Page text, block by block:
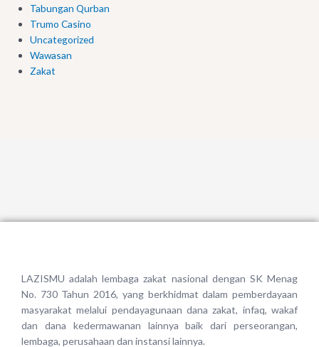
Tabungan Qurban
Trumo Casino
Uncategorized
Wawasan
Zakat
LAZISMU adalah lembaga zakat nasional dengan SK Menag
No. 730 Tahun 2016, yang berkhidmat dalam pemberdayaan
masyarakat melalui pendayagunaan dana zakat, infaq, wakaf
dan dana kedermawanan lainnya baik dari perseorangan,
lembaga, perusahaan dan instansi lainnya.